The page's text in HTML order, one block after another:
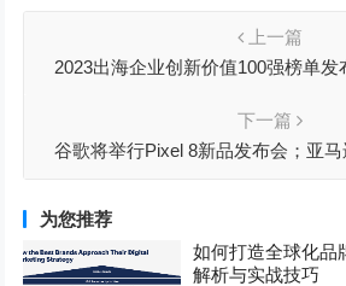
上一篇
2023出海企业创新价值100强榜单发
下一篇
谷歌将举行Pixel 8新品发布会；亚
为您推荐
如何打造全球化品
解析与实战技巧